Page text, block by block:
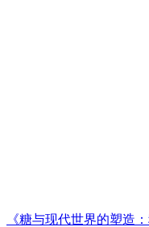
《糖与现代世界的塑造